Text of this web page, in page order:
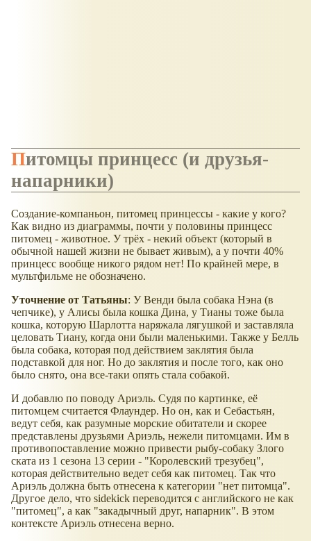
Питомцы принцесс (и друзья-
напарники)
Создание-компаньон, питомец принцессы - какие у кого?
Как видно из диаграммы, почти у половины принцесс
питомец - животное. У трёх - некий объект (который в
обычной нашей жизни не бывает живым), а у почти 40%
принцесс вообще никого рядом нет! По крайней мере, в
мультфильме не обозначено.
Уточнение от Татьяны: У Венди была собака Нэна (в
чепчике), у Алисы была кошка Дина, у Тианы тоже была
кошка, которую Шарлотта наряжала лягушкой и заставляла
целовать Тиану, когда они были маленькими. Также у Белль
была собака, которая под действием заклятия была
подставкой для ног. Но до заклятия и после того, как оно
было снято, она все-таки опять стала собакой.
И добавлю по поводу Ариэль. Судя по картинке, её
питомцем считается Флаундер. Но он, как и Себастьян,
ведут себя, как разумные морские обитатели и скорее
представлены друзьями Ариэль, нежели питомцами. Им в
противопоставление можно привести рыбу-собаку Злого
ската из 1 сезона 13 серии - "Королевский трезубец",
которая действительно ведет себя как питомец. Так что
Ариэль должна быть отнесена к категории "нет питомца".
Другое дело, что sidekick переводится с английского не как
"питомец", а как "закадычный друг, напарник". В этом
контексте Ариэль отнесена верно.